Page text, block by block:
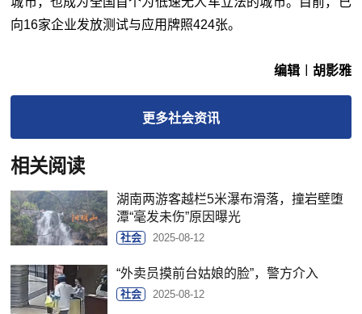
向16家企业发放测试与应用牌照424张。
编辑︱胡影雅
更多社会资讯
相关阅读
湖南两游客越栏5米瀑布滑落，撞岩壁堕
潭“毫发未伤”原因曝光
社会 2025-08-12
“外卖员摸前台姑娘的脸”，警方介入
社会 2025-08-12